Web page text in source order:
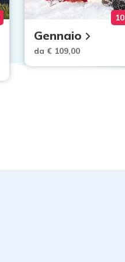
Gennaio
da € 109,00